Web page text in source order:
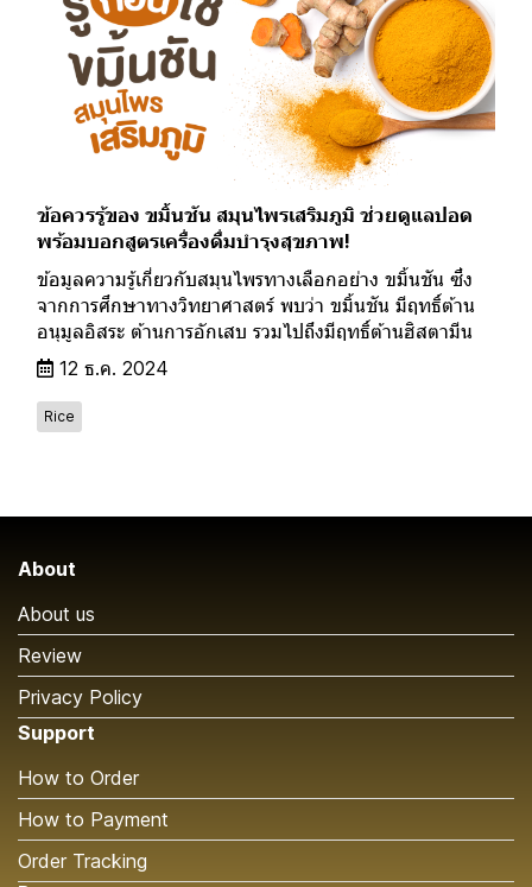
ข้อควรรู้ของ ขมิ้นชัน สมุนไพรเสริมภูมิ ช่วยดูแลปอด
พร้อมบอกสูตรเครื่องดื่มบำรุงสุขภาพ!
ข้อมูลความรู้เกี่ยวกับสมุนไพรทางเลือกอย่าง ขมิ้นชัน ซึ่ง
จากการศึกษาทางวิทยาศาสตร์ พบว่า ขมิ้นชัน มีฤทธิ์ต้าน
อนุมูลอิสระ ต้านการอักเสบ รวมไปถึงมีฤทธิ์ต้านฮิสตามีน
12 ธ.ค. 2024
Rice
About
About us
Review
Privacy Policy
Support
How to Order
How to Payment
Order Tracking